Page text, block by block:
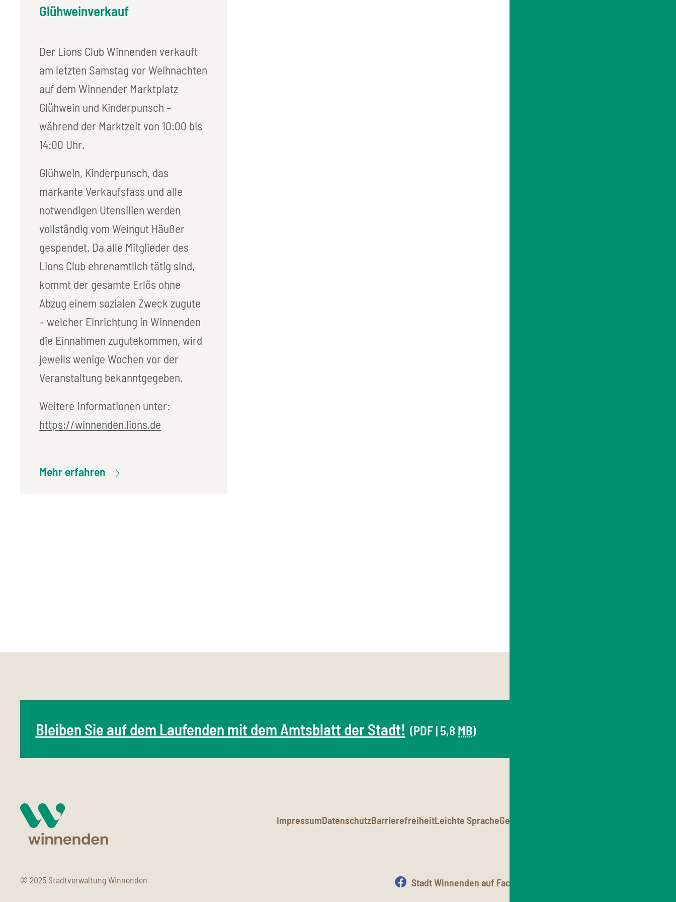
Glühweinverkauf
Der Lions Club Winnenden verkauft
am letzten Samstag vor Weihnachten
auf dem Winnender Marktplatz
Glühwein und Kinderpunsch –
während der Marktzeit von 10:00 bis
14:00 Uhr.
Glühwein, Kinderpunsch, das
markante Verkaufsfass und alle
notwendigen Utensilien werden
vollständig vom Weingut Häußer
gespendet. Da alle Mitglieder des
Lions Club ehrenamtlich tätig sind,
kommt der gesamte Erlös ohne
Abzug einem sozialen Zweck zugute
– welcher Einrichtung in Winnenden
die Einnahmen zugutekommen, wird
jeweils wenige Wochen vor der
Veranstaltung bekanntgegeben.
Weitere Informationen unter:
https://winnenden.lions.de
Mehr erfahren
Bleiben Sie auf dem Laufenden mit dem Amtsblatt der Stadt! (PDF | 5,8 MB)
ImpressumDatenschutzBarrierefreiheitLeichte SpracheGebärdensprache
© 2025 Stadtverwaltung Winnenden Stadt Winnenden auf Facebook